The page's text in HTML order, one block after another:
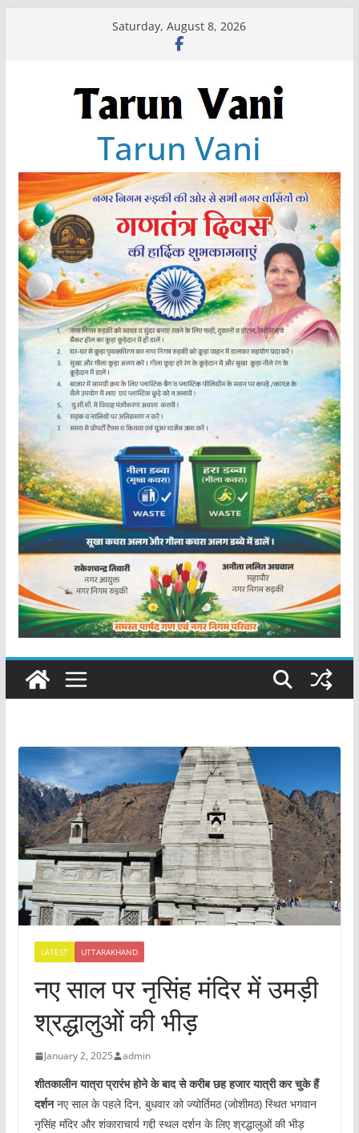
Saturday, August 8, 2026
Tarun Vani
LATEST UTTARAKHAND
नए साल पर नृसिंह मंदिर में उमड़ी
श्रद्धालुओं की भीड़
January 2, 2025 admin
शीतकालीन यात्रा प्रारंभ होने के बाद से करीब छह हजार यात्री कर चुके हैं
दर्शननए साल के पहले दिन, बुधवार को ज्योर्तिमठ (जोशीमठ) स्थित भगवान
नृसिंह मंदिर और शंकाराचार्य गद्दी स्थल दर्शन के लिए श्रद्धालुओं की भीड़